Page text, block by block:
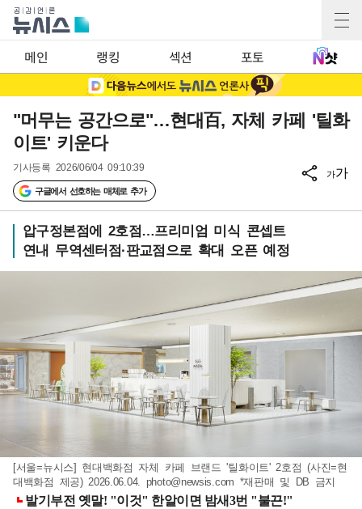
메인 랭킹 섹션 포토
"머무는 공간으로"…현대百, 자체 카페 '틸화
이트' 키운다
기사등록 2026/06/04 09:10:39
구글에서 선호하는 매체로 추가
가가
압구정본점에 2호점…프리미엄 미식 콘셉트
연내 무역센터점·판교점으로 확대 오픈 예정
[서울=뉴시스] 현대백화점 자체 카페 브랜드 '틸화이트' 2호점 (사진=현
대백화점 제공) 2026.06.04. photo@newsis.com *재판매 및 DB 금지